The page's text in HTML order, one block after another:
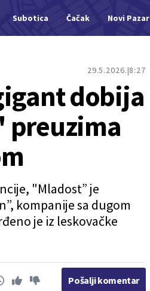
Subotica Čačak Novi Pazar
29.5.2026. 8:27
dobija
preuzima
"Mladost” je
kompanije sa dugom
je iz leskovačke
Pošalji komentar